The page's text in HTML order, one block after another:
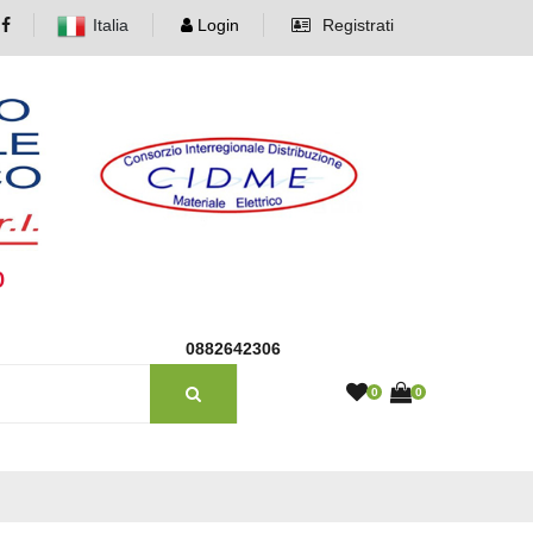
Italia Login Registrati
0882642306
0 0